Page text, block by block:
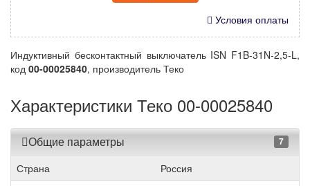
Условия оплаты
Индуктивный бесконтактный выключатель ISN F1B-31N-2,5-L,
код 00-00025840, производитель Теко
Характеристики Теко 00-00025840
Общие параметры 7
Страна
Россия